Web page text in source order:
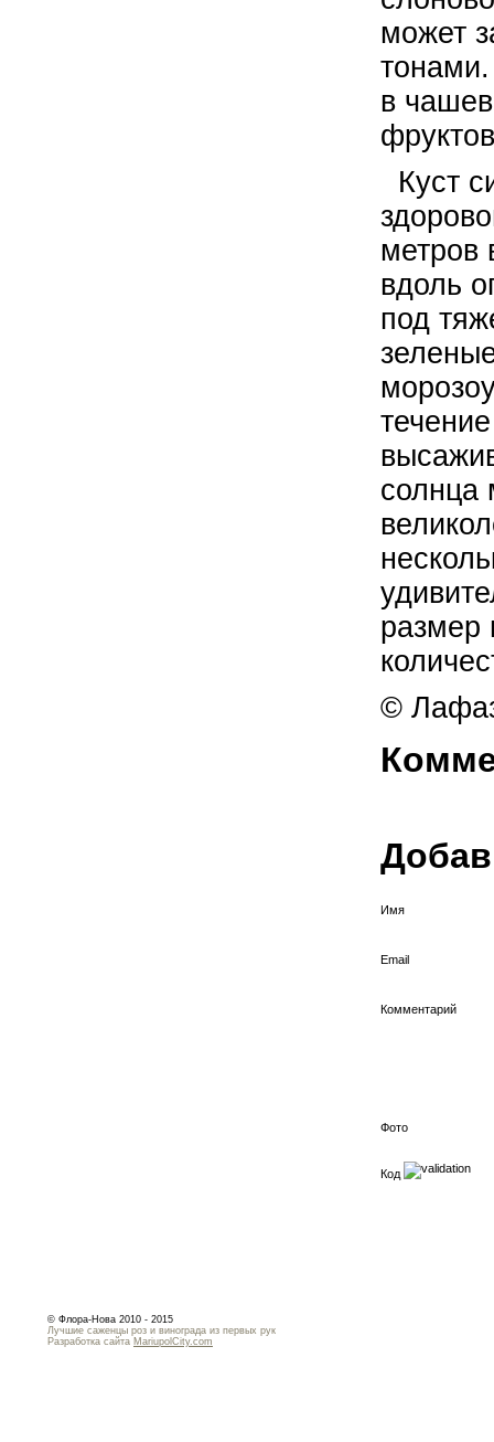
может
в
Куст
метров
вдоль
под
солнца
размер
©
Имя
Email
Комментарий
Фото
Код
© Флора-Нова 2010 - 2015
Лучшие саженцы роз и винограда из первых рук
Разработка сайта MariupolCity.com